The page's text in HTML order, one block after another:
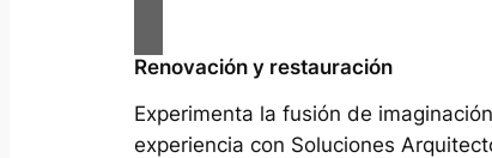
Renovación y restauración
Experimenta la fusión de
experiencia con Soluciones